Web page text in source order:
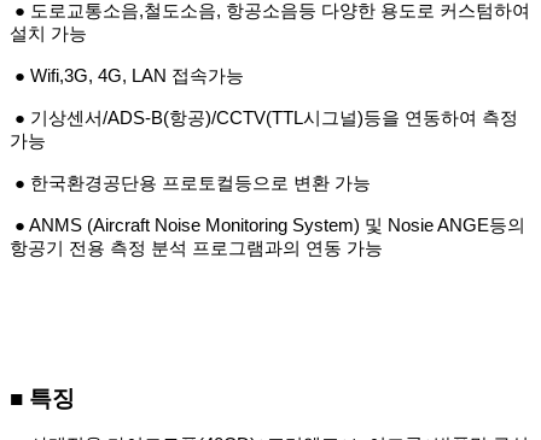
● 도로교통소음,철도소음, 항공소음등 다양한 용도로 커스텀하여
설치 가능
● Wifi,3G, 4G, LAN 접속가능
● 기상센서/ADS-B(항공)/CCTV(TTL시그널)등을 연동하여 측정
가능
● 한국환경공단용 프로토컬등으로 변환 가능
● ANMS (Aircraft Noise Monitoring System) 및 Nosie ANGE등의
항공기 전용 측정 분석 프로그램과의 연동 가능
■ 특징